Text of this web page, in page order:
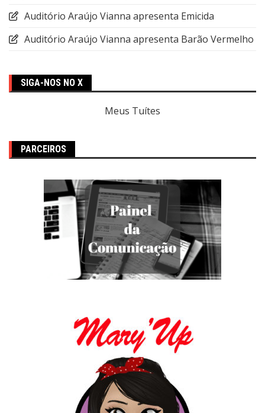
Auditório Araújo Vianna apresenta Emicida
Auditório Araújo Vianna apresenta Barão Vermelho
SIGA-NOS NO X
Meus Tuítes
PARCEIROS